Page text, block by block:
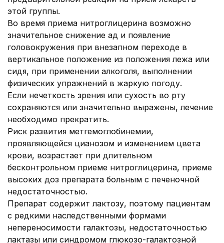
этой группы.
Во время приема нитроглицерина возможно
значительное снижение ад и появление
головокружения при внезапном переходе в
вертикальное положение из положения лежа или
сидя, при применении алкоголя, выполнении
физических упражнений в жаркую погоду.
Если нечеткость зрения или сухость во рту
сохраняются или значительно выражены, лечение
необходимо прекратить.
Риск развития метгемоглобинемии,
проявляющейся цианозом и изменением цвета
крови, возрастает при длительном
бесконтрольном приеме нитроглицерина, приеме
высоких доз препарата больным с печеночной
недостаточностью.
Препарат содержит лактозу, поэтому пациентам
с редкими наследственными формами
непереносимости галактозы, недостаточностью
лактазы или синдромом глюкозо-галактозной